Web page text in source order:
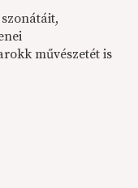
művészetét is